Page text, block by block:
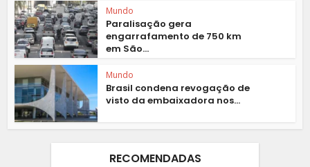
Mundo
Paralisação gera
engarrafamento de 750 km
em São...
Mundo
Brasil condena revogação de
visto da embaixadora nos...
RECOMENDADAS